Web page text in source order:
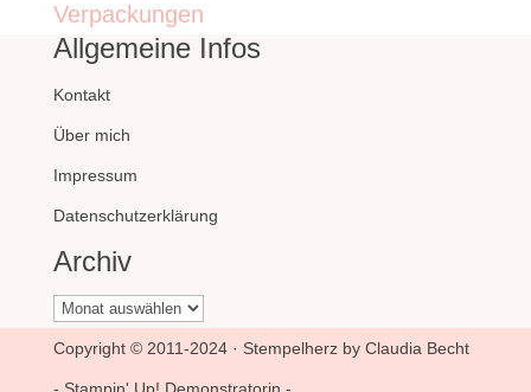
Verpackungen
Allgemeine Infos
Kontakt
Über mich
Impressum
Datenschutzerklärung
Archiv
Archiv
Copyright © 2011-2024 · Stempelherz by Claudia Becht